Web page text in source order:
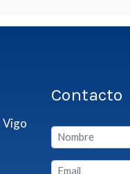
Vigo
Contacto